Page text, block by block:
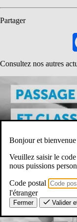
Partager
Consultez nos autres
Bonjour et
Veuillez saisir le
nous puissions
Code postal
l'étranger
Fermer Valider